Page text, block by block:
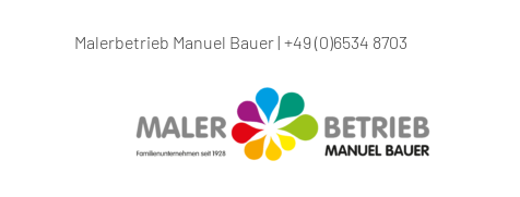
Malerbetrieb Manuel Bauer | +49 (0)6534 8703